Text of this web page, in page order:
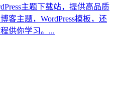
主题下载站，提供高品质
客主题，WordPress模板，还
供你学习。...